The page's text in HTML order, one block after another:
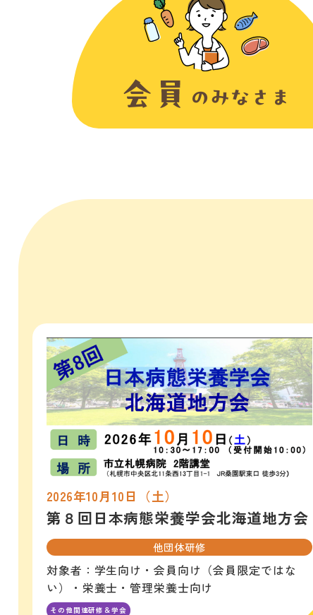
2026年10月10日（土）
第８回日本病態栄養学会北海道地方会
他団体研修
対象者：学生向け・会員向け（会員限定ではな
い）・栄養士・管理栄養士向け
その他関連研修＆学会